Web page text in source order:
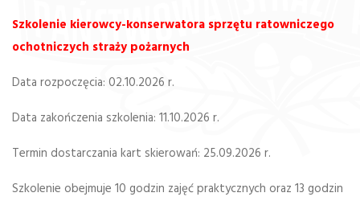
Szkolenie kierowcy-konserwatora sprzętu ratowniczego
ochotniczych straży pożarnych
Data rozpoczęcia: 02.10.2026 r.
Data zakończenia szkolenia: 11.10.2026 r.
Termin dostarczania kart skierowań: 25.09.2026 r.
Szkolenie obejmuje 10 godzin zajęć praktycznych oraz 13 godzin